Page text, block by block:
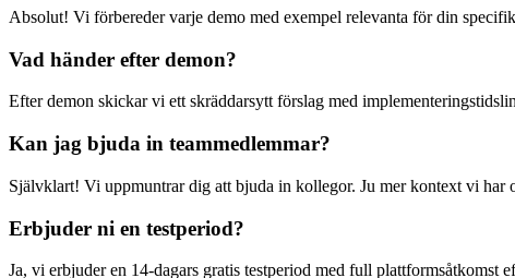
Absolut! Vi förbereder varje demo med exempel relevanta för din
Vad händer efter demon?
Efter demon skickar vi ett skräddarsytt förslag med
Kan jag bjuda in teammedlemmar?
Självklart! Vi uppmuntrar dig att bjuda in kollegor. Ju mer kontext vi har
Erbjuder ni en testperiod?
Ja, vi erbjuder en 14-dagars gratis testperiod med full